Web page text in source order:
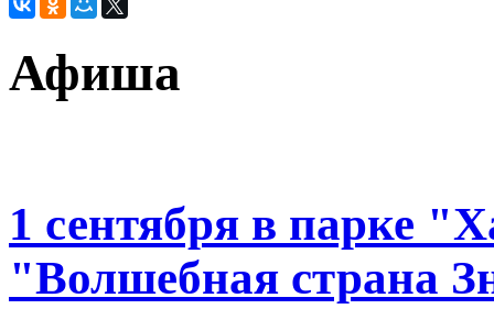
Афиша
1 сентября в парке
"Волшебная страна